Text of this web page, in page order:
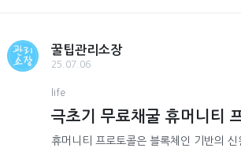
꿀팁관리소장
25.07.06
life
극초기 무료채굴 휴머니티
휴머니티 프로토콜은 블록체인 기반의 신